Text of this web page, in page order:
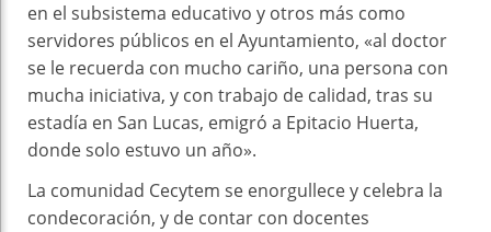
en el subsistema educativo y otros más como
servidores públicos en el Ayuntamiento, «al doctor
se le recuerda con mucho cariño, una persona con
mucha iniciativa, y con trabajo de calidad, tras su
estadía en San Lucas, emigró a Epitacio Huerta,
donde solo estuvo un año».
La comunidad Cecytem se enorgullece y celebra la
condecoración, y de contar con docentes